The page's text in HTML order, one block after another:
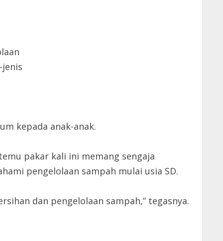
kepada anak-anak.
pakar kali ini memang sengaja
pengelolaan sampah mulai usia SD.
dan pengelolaan sampah,” tegasnya.